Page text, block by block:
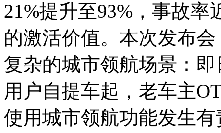
21%提升至93%，事故
的激活价值。本次发布
复杂的城市领航场景：
用户自提车起，老车主
使用城市领航功能发生